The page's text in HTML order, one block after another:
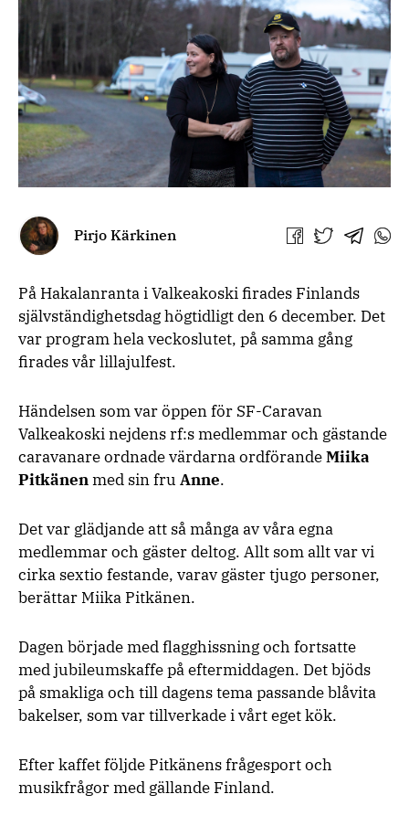
Pirjo Kärkinen
Jaa Jaa Jaa Jaa
På Hakalanranta i Valkeakoski firades Finlands
självständighetsdag högtidligt den 6 december. Det
var program hela veckoslutet, på samma gång
firades vår lillajulfest.
Händelsen som var öppen för SF-Caravan
Valkeakoski nejdens rf:s medlemmar och gästande
caravanare ordnade värdarna ordförandeMiika
Pitkänenmed sin fru Anne.
Det var glädjande att så många av våra egna
medlemmar och gäster deltog. Allt som allt var vi
cirka sextio festande, varav gäster tjugo personer,
berättar Miika Pitkänen.
Dagen började med flagghissning och fortsatte
med jubileumskaffe på eftermiddagen. Det bjöds
på smakliga och till dagens tema passande blåvita
bakelser, som var tillverkade i vårt eget kök.
Efter kaffet följde Pitkänens frågesport och
musikfrågor med gällande Finland.